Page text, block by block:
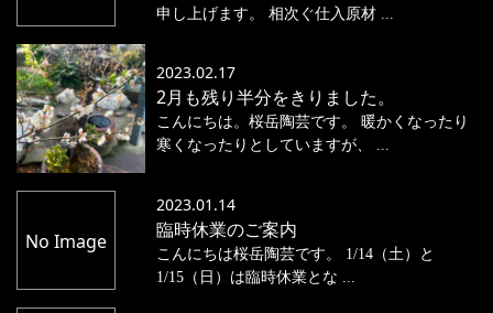
申し上げます。 相次ぐ仕入原材 ...
2023.02.17
2月も残り半分をきりました。
こんにちは。桜岳陶芸です。 暖かくなったり
寒くなったりとしていますが、 ...
No Image
2023.01.14
臨時休業のご案内
こんにちは桜岳陶芸です。 1/14（土）と
1/15（日）は臨時休業とな ...